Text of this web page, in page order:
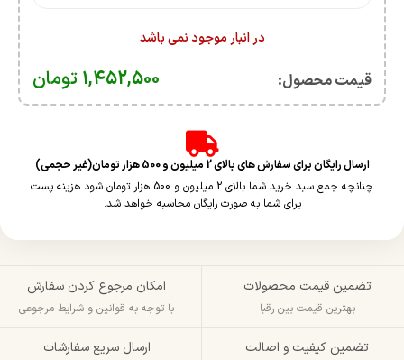
در انبار موجود نمی باشد
قیمت محصول:​ 1,452,500 تومان
ارسال رایگان برای سفارش های بالای 2 میلیون و 500 هزار تومان(غیر حجمی)
چنانچه جمع سبد خرید شما بالای 2 میلیون و 500 هزار تومان شود هزینه پست
برای شما به صورت رایگان محاسبه خواهد شد.
تضمین قیمت محصولات
بهترین قیمت بین رقبا
امکان مرجوع کردن سفارش
با توجه به قوانین و شرایط مرجوعی
تضمین کیفیت و اصالت ارسال سریع سفارشات